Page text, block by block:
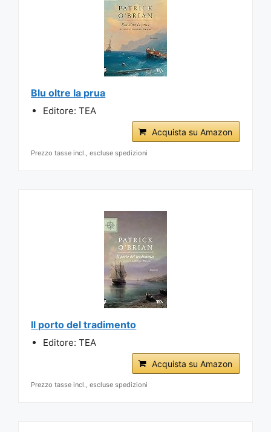
Blu oltre la prua
Editore: TEA
Acquista su Amazon
Prezzo tasse incl., escluse spedizioni
Il porto del tradimento
Editore: TEA
Acquista su Amazon
Prezzo tasse incl., escluse spedizioni